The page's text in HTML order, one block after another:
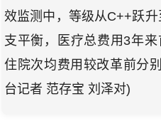
效监测中，等级从C++跃
支平衡，医疗总费用3年来
住院次均费用较改革前分
台记者 范存宝 刘泽对)